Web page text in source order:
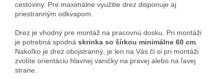
cestoviny. Pre maximálne využitie drez disponuje aj
priestranným odkvapom.
Drez je vhodný pre montáž na pracovnú dosku. Pri montáži
je potrebná spodná skrinka so šírkou minimálne 60 cm.
Nakoľko je drez obojstranný, je len na Vás či si pri montáži
zvolíte orientáciu hlavnej vaničky na pravej alebo na ľavej
strane.